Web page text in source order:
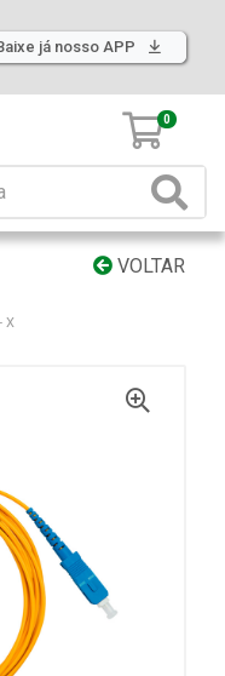
já nosso APP
0
VOLTAR
X